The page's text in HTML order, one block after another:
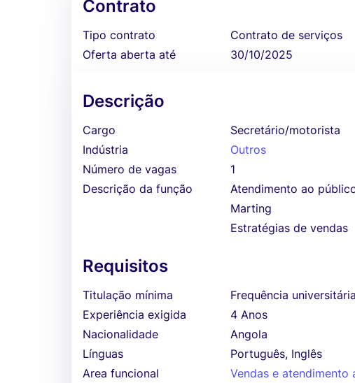
Contrato
Tipo contrato
Contrato de serviços
Oferta aberta até
30/10/2025
Descrição
Cargo
Secretário/motorista
Indústria
Outros
Número de vagas
1
Descrição da função
Atendimento ao
Marting
Estratégias de vendas
Requisitos
Titulação mínima
Frequência universitária
Experiência exigida
4 Anos
Nacionalidade
Angola
Línguas
Português, Inglês
Area funcional
Vendas e atendimento